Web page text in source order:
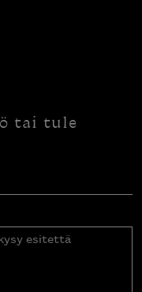
tai tule